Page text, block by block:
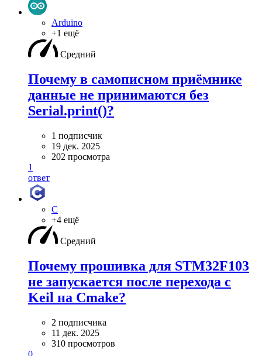
Arduino
+1 ещё
Средний
Почему в самописном приёмнике
данные не принимаются без
Serial.print()?
1 подписчик
19 дек. 2025
202 просмотра
1
ответ
C
+4 ещё
Средний
Почему прошивка для STM32F103
не запускается после перехода с
Keil на Cmake?
2 подписчика
11 дек. 2025
310 просмотров
0